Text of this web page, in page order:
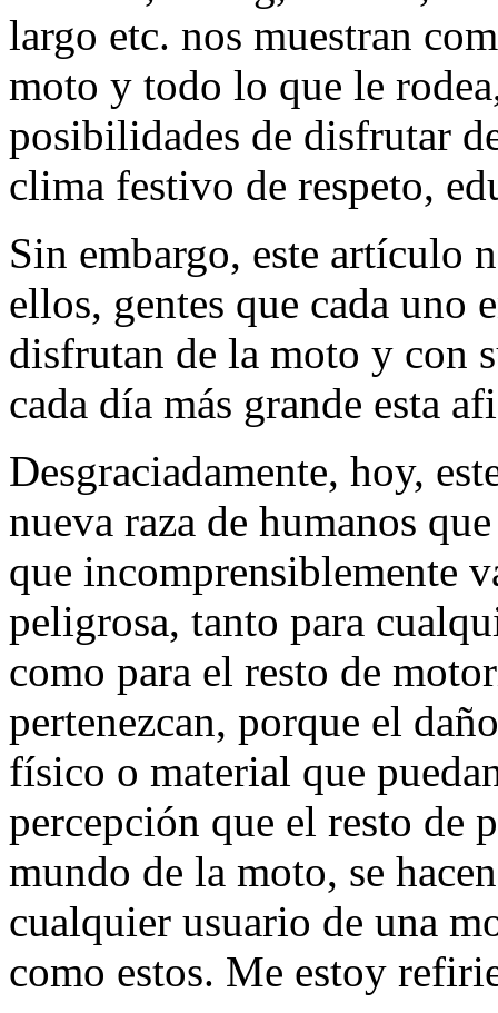
largo etc. nos muestran
moto y todo lo que le
posibilidades de disfrutar
clima festivo de respeto,
Sin embargo, este artículo
ellos, gentes que cada uno
disfrutan de la moto y con
cada día más grande esta
Desgraciadamente, hoy,
nueva raza de humanos
que incomprensiblemente
peligrosa, tanto para
como para el resto de
pertenezcan, porque el
físico o material que
percepción que el resto de
mundo de la moto, se
cualquier usuario de una
como estos. Me estoy